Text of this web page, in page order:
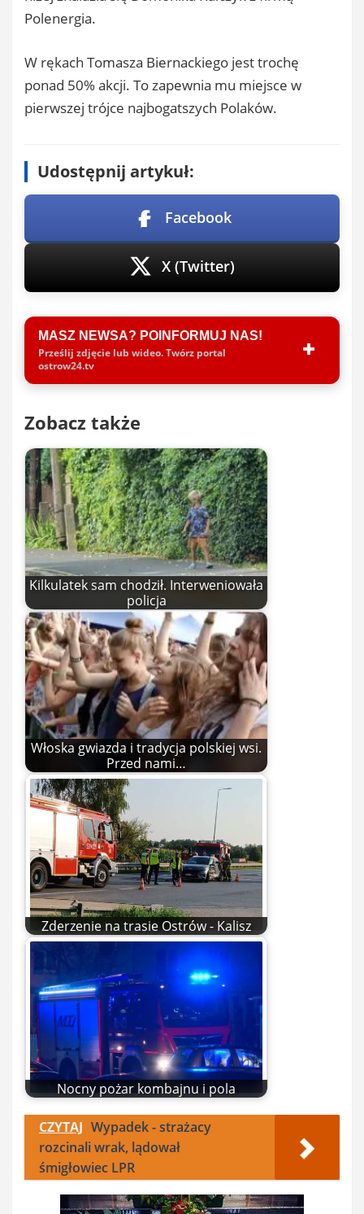
Polenergia.
W rękach Tomasza Biernackiego jest trochę
ponad 50% akcji. To zapewnia mu miejsce w
pierwszej trójce najbogatszych Polaków.
Udostępnij artykuł:
Facebook
X (Twitter)
MASZ NEWSA? POINFORMUJ NAS!
Prześlij zdjęcie lub wideo. Twórz portal
ostrow24.tv
Zobacz także
Kilkulatek sam chodził. Interweniowała
policja
Włoska gwiazda i tradycja polskiej wsi.
Przed nami…
Zderzenie na trasie Ostrów - Kalisz
Nocny pożar kombajnu i pola
CZYTAJ Wypadek - strażacy
rozcinali wrak, lądował
śmigłowiec LPR